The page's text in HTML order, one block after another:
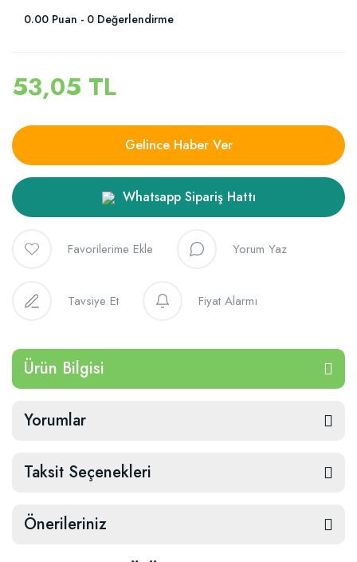
0.00 Puan - 0 Değerlendirme
53,05 TL
Gelince Haber Ver
Whatsapp Sipariş Hattı
Yorum Yaz
Tavsiye Et Fiyat Alarmı
Ürün Bilgisi
Yorumlar
Taksit Seçenekleri
Önerileriniz